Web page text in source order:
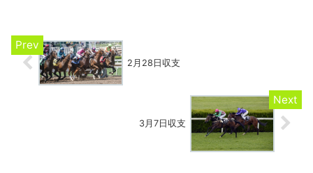
2月28日収支
3月7日収支